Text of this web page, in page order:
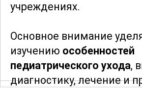
учреждениях.
Основное внимание
изучению особенностей
педиатрического ухода,
диагностику, лечение и